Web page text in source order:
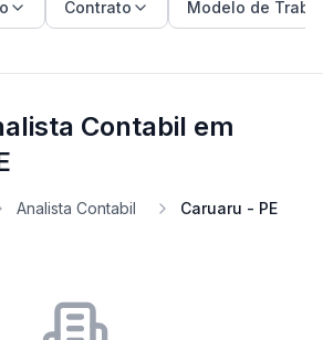
Contrato Modelo de
Contabil em
Analista Contabil Caruaru - PE